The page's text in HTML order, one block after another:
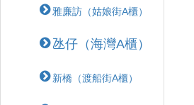
雅廉訪（姑娘街A櫃）
氹仔（海灣A櫃）
新橋（渡船街A櫃）